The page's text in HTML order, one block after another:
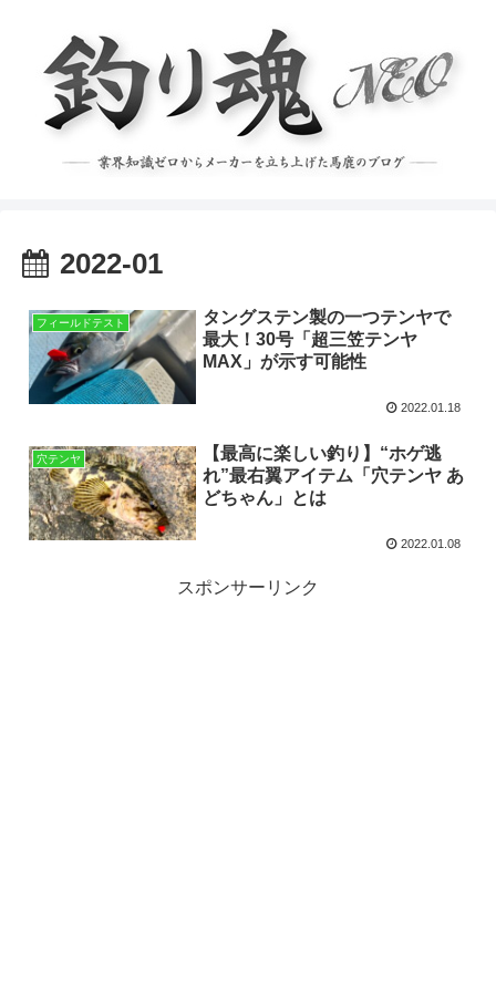
2022-01
フィールドテスト
タングステン製の一つテンヤで
最大！30号「超三笠テンヤ
MAX」が示す可能性
2022.01.18
穴テンヤ
【最高に楽しい釣り】“ホゲ逃
れ”最右翼アイテム「穴テンヤ あ
どちゃん」とは
2022.01.08
スポンサーリンク